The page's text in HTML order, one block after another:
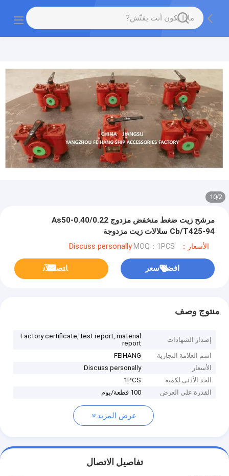
2
/
10
مرشح زيت ضغط منخفض مزدوج As50-0.40/0.22
Cb/T425-94 سلالات زيت مزدوجة
الأسعار：Discuss personally MOQ：1PCS
افضل سعر ﺎﺘﺼﻟ ﺍﻶﻧ
منتوج وصف
إصدار الشهادات
Factory certificate, test report, material
report
اسم العلامة التجارية
FEIHANG
الأسعار
Discuss personally
الحد الأدنى لكمية
1PCS
القدرة على العرض
100 قطعة/يوم
عرض المزيد
تفاصيل الاتصال